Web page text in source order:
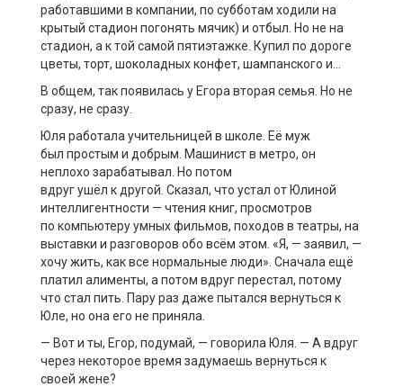
работавшими в компании, по субботам ходили на
крытый стадион погонять мячик) и отбыл. Но не на
стадион, а к той самой пятиэтажке. Купил по дороге
цветы, торт, шоколадных конфет, шампанского и…
В общем, так появилась у Егора вторая семья. Но не
сразу, не сразу.
Юля работала учительницей в школе. Её муж
был простым и добрым. Машинист в метро, он
неплохо зарабатывал. Но потом
вдругушёл к другой. Сказал, что устал от Юлиной
интеллигентности — чтения книг, просмотров
по компьютеруумных фильмов, походов в театры, на
выставки и разговоров обо всём этом. «Я, — заявил, —
хочу жить, как все нормальные люди». Сначала ещё
платил алименты, а потом вдруг перестал, потому
что стал пить . Пару раз даже пытался вернуться к
Юле, но она его не приняла.
— Вот и ты, Егор, подумай, — говорила Юля. — А вдруг
через некоторое время задумаешь вернуться к
своей жене?